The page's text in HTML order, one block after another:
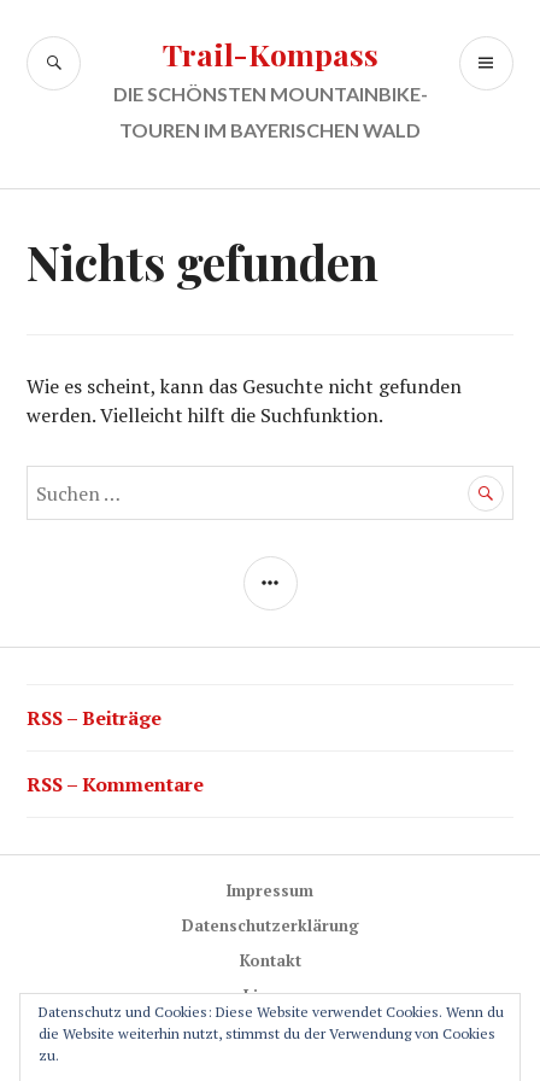
Inhalt
springen
Trail-Kompass
DIE SCHÖNSTEN MOUNTAINBIKE-
TOUREN IM BAYERISCHEN WALD
SUCHE
Nichts gefunden
Wie es scheint, kann das Gesuchte nicht gefunden
werden. Vielleicht hilft die Suchfunktion.
nach:
SEITENLEISTE
RSS – Beiträge
RSS – Kommentare
Impressum
Datenschutzerklärung
Kontakt
Lizenz
Trail-Rules
Datenschutz und Cookies: Diese Website verwendet Cookies. Wenn du
die Website weiterhin nutzt, stimmst du der Verwendung von Cookies
zu.